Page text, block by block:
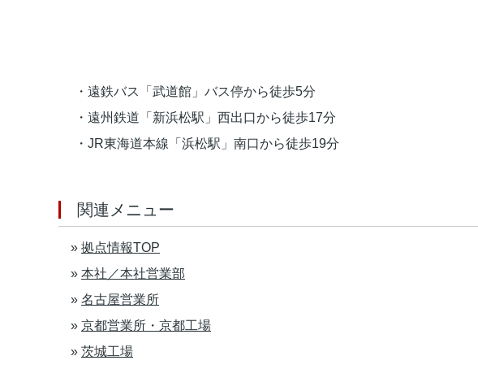
・遠鉄バス「武道館」バス停から徒歩5分
・遠州鉄道「新浜松駅」西出口から徒歩17分
・JR東海道本線「浜松駅」南口から徒歩19分
関連メニュー
» 拠点情報TOP
» 本社／本社営業部
» 名古屋営業所
» 京都営業所・京都工場
» 茨城工場